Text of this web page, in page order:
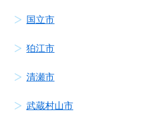
国立市
狛江市
清瀬市
武蔵村山市